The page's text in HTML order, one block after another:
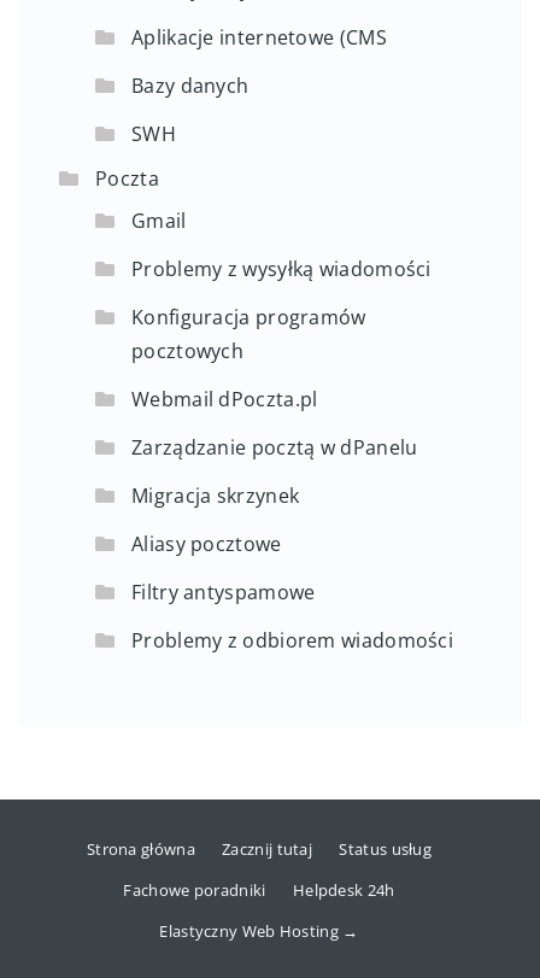
Aplikacje internetowe (CMS
Bazy danych
SWH
Poczta
Gmail
Problemy z wysyłką wiadomości
Konfiguracja programów
pocztowych
Webmail dPoczta.pl
Zarządzanie pocztą w dPanelu
Migracja skrzynek
Aliasy pocztowe
Filtry antyspamowe
Problemy z odbiorem wiadomości
Strona główna Zacznij tutaj
Status usług
Fachowe poradniki
Helpdesk 24h
Elastyczny Web Hosting →